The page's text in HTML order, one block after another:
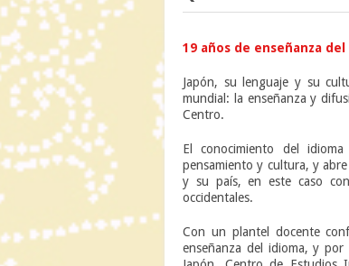
19 años de enseñanza
Japón, su lenguaje y su
mundial: la enseñanza y
Centro.
El conocimiento del
pensamiento y cultura, y
y su país, en este caso
occidentales.
Con un plantel docente
enseñanza del idioma, y por